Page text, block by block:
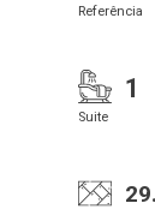
Referência
1
Suite